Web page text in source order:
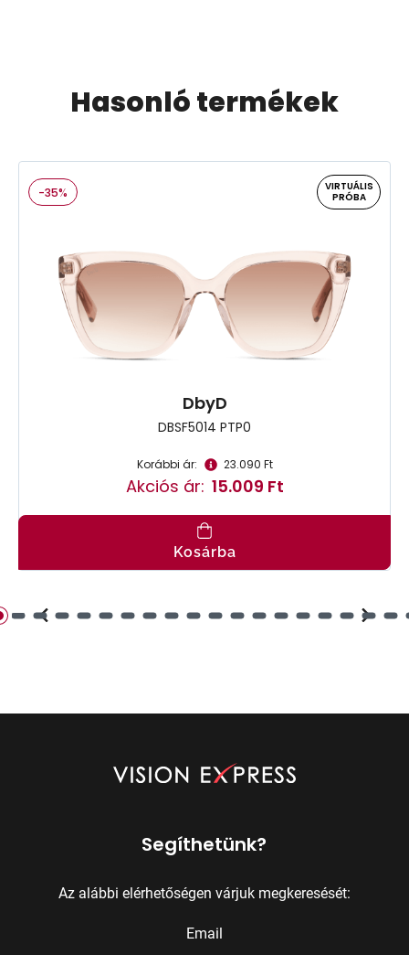
Hasonló termékek
-35%
VIRTUÁLIS
PRÓBA
DbyD
DBSF5014 PTP0
Korábbi ár: 23.090 Ft
Akciós ár: 15.009 Ft
Kosárba
Segíthetünk?
Az alábbi elérhetőségen várjuk megkeresését:
Email